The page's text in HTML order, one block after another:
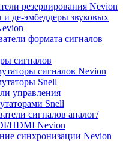
резервирования Nevion
де-эмбеддеры звуковых
формата сигналов
сигналов
сигналов Nevion
Snell
управления
Snell
сигналов аналог/
HDMI Nevion
синхронизации Nevion